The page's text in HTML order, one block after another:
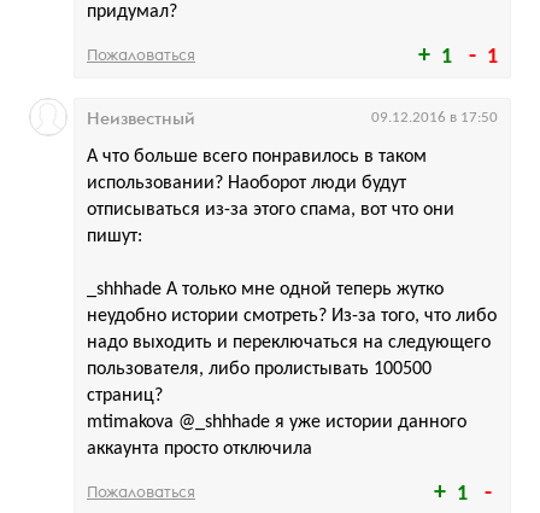
1 1
придумал?
Пожаловаться
1
А что больше всего понравилось в таком
использовании? Наоборот люди будут
отписываться из-за этого спама, вот что они
пишут:
_shhhade А только мне одной теперь жутко
неудобно истории смотреть? Из-за того, что либо
надо выходить и переключаться на следующего
пользователя, либо пролистывать 100500
страниц?
mtimakova @_shhhade я уже истории данного
аккаунта просто отключила
Неизвестный 09.12.2016 в 17:50
Пожаловаться